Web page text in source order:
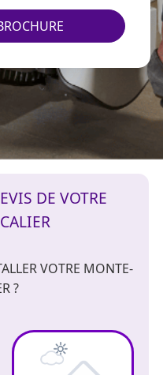
DE VOTRE
VOTRE MONTE-
?